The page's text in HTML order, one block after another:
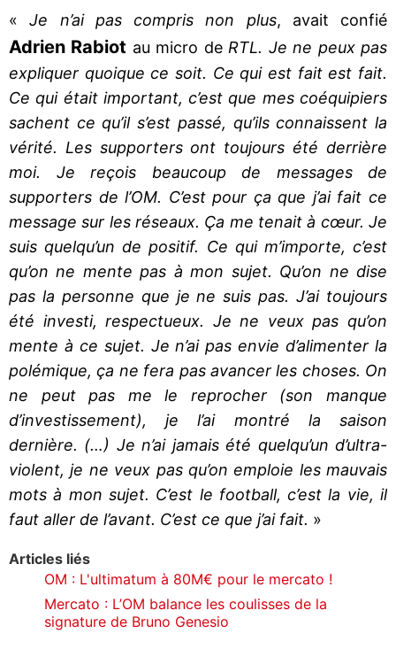
«Je n’ai pas compris non plus, avait confié
Adrien Rabiot au micro de RTL. Je ne peux pas
expliquer quoique ce soit. Ce qui est fait est fait.
Ce qui était important, c’est que mes coéquipiers
sachent ce qu’il s’est passé, qu’ils connaissent la
vérité. Les supporters ont toujours été derrière
moi. Je reçois beaucoup de messages de
supporters de l’OM. C’est pour ça que j’ai fait ce
message sur les réseaux. Ça me tenait à cœur. Je
suis quelqu’un de positif. Ce qui m’importe, c’est
qu’on ne mente pas à mon sujet. Qu’on ne dise
pas la personne que je ne suis pas. J’ai toujours
été investi, respectueux. Je ne veux pas qu’on
mente à ce sujet. Je n’ai pas envie d’alimenter la
polémique, ça ne fera pas avancer les choses. On
ne peut pas me le reprocher (son manque
d’investissement), je l’ai montré la saison
dernière. (…) Je n’ai jamais été quelqu’un d’ultra-
violent, je ne veux pas qu’on emploie les mauvais
mots à mon sujet. C’est le football, c’est la vie, il
faut aller de l’avant. C’est ce que j’ai fait. »
Articles liés
OM : L'ultimatum à 80M€ pour le mercato !
Mercato : L’OM balance les coulisses de la
signature de Bruno Genesio